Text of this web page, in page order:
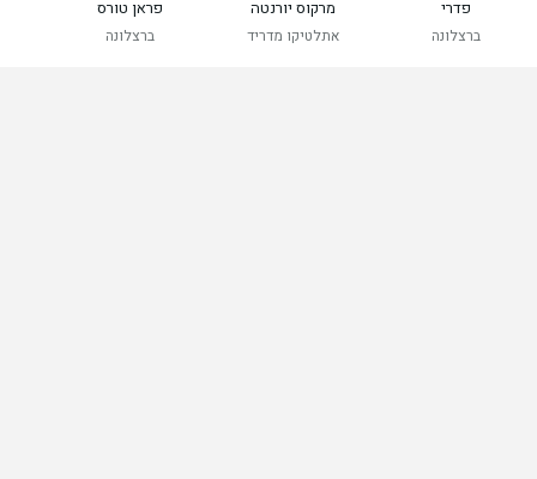
פדרי
ברצלונה
מרקוס יורנטה
אתלטיקו מדריד
פראן טורס
ברצלונה